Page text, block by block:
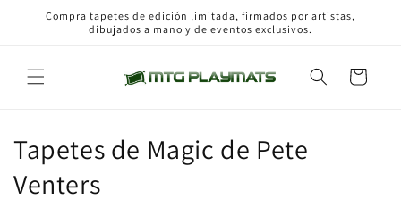
directamente
al contenido
Compra tapetes de edición limitada, firmados por artistas,
dibujados a mano y de eventos exclusivos.
Carrito
C
o
Tapetes de Magic de Pete
Venters